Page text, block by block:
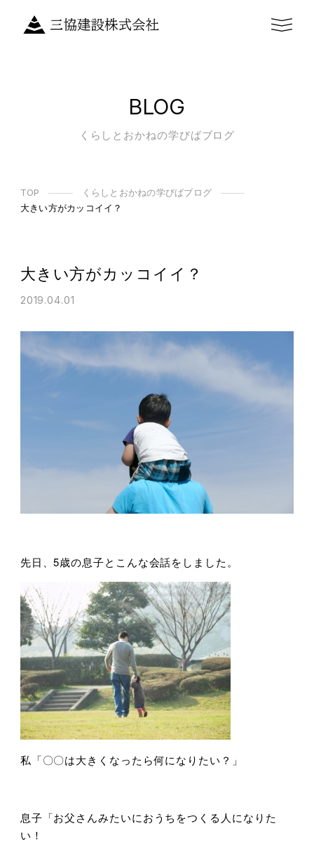
BLOG
くらしとおかねの学びばブログ
TOP
くらしとおかねの学びばブログ
大きい方がカッコイイ？
大きい方がカッコイイ？
2019.04.01
先日、5歳の息子とこんな会話をしました。
私「〇〇は大きくなったら何になりたい？」
息子「お父さんみたいにおうちをつくる人になりた
い！